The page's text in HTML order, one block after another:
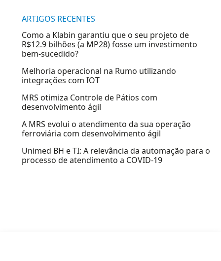
ARTIGOS RECENTES
Como a Klabin garantiu que o seu projeto de
R$12.9 bilhões (a MP28) fosse um investimento
bem-sucedido?
Melhoria operacional na Rumo utilizando
integrações com IOT
MRS otimiza Controle de Pátios com
desenvolvimento ágil
A MRS evolui o atendimento da sua operação
ferroviária com desenvolvimento ágil
Unimed BH e TI: A relevância da automação para o
processo de atendimento a COVID-19